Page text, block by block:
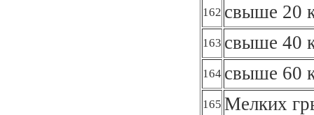
162 свыше 20
163 свыше 40
164 свыше 60
165 Мелких